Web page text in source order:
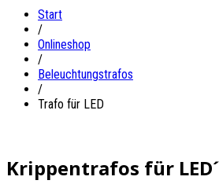
Start
/
Onlineshop
/
Beleuchtungstrafos
/
Trafo für LED
Krippentrafos für